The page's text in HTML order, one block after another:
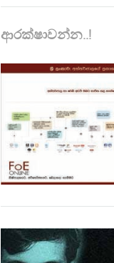
ආරක්ෂාවන්න..!